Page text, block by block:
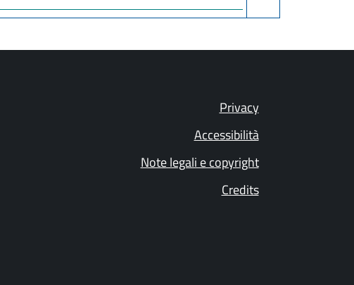
Privacy
Accessibilità
Note legali e copyright
Credits